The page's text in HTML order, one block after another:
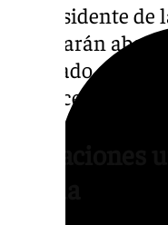
El Presidente
intentarán
acordado, pero
las